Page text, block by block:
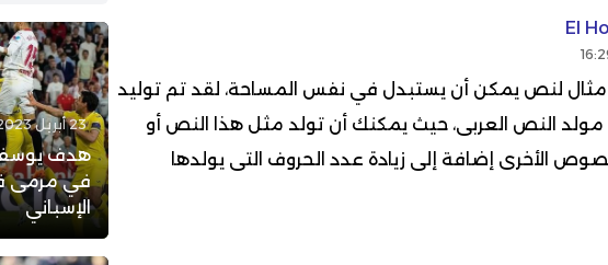
El
لنص يمكن أن يستبدل في نفس المساحة، لقد تم توليد
النص العربى، حيث يمكنك أن تولد مثل هذا النص أو
الأخرى إضافة إلى زيادة عدد الحروف التى يولدها
23 أبريل 2023 - 21:42
هدف يوسف
في مرمى
الإسباني